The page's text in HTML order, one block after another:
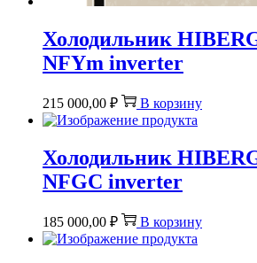
Холодильник
NFYm inverter
215 000,00 ₽ В корзину
Холодильник
NFGС inverter
185 000,00 ₽ В корзину